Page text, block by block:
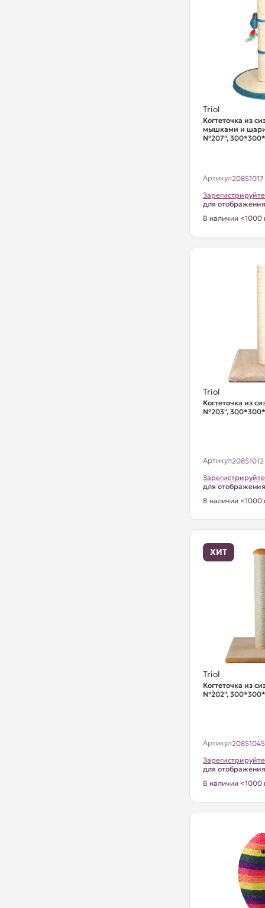
Triol
Когтеточка из
мышками и
№207",
Артикул20851017
для
В наличии <1000
Triol
Когтеточка из
№203",
Артикул20851012
для
В наличии <1000
ХИТ
Triol
Когтеточка из
№202",
Артикул20851045
для
В наличии <1000